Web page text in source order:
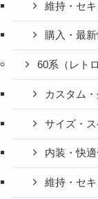
維持・セ
購入・最
60系（レト
カスタム
サイズ・
内装・快
維持・セ